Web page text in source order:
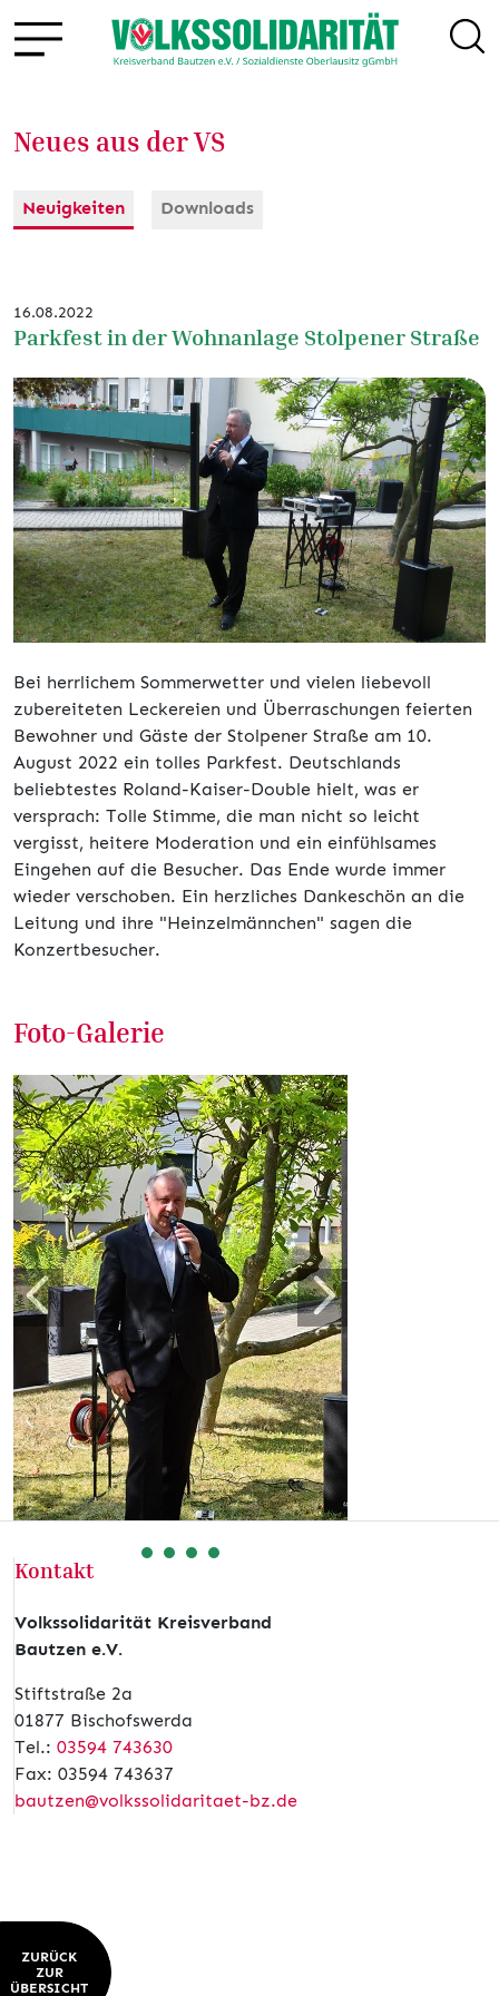
Neues aus der VS
Neuigkeiten Downloads
16.08.2022
Parkfest in der Wohnanlage Stolpener Straße
Bei herrlichem Sommerwetter und vielen liebevoll
zubereiteten Leckereien und Überraschungen feierten
Bewohner und Gäste der Stolpener Straße am 10.
August 2022 ein tolles Parkfest. Deutschlands
beliebtestes Roland-Kaiser-Double hielt, was er
versprach: Tolle Stimme, die man nicht so leicht
vergisst, heitere Moderation und ein einfühlsames
Eingehen auf die Besucher. Das Ende wurde immer
wieder verschoben. Ein herzliches Dankeschön an die
Leitung und ihre "Heinzelmännchen" sagen die
Konzertbesucher.
Foto-Galerie
Zurück
Kontakt
Volkssolidarität Kreisverband
Bautzen e.V.
Stiftstraße 2a
01877 Bischofswerda
Tel.: 03594 743630
Fax: 03594 743637
bautzen@volkssolidaritaet-bz.de
ZURÜCK
ZUR
ÜBERSICHT